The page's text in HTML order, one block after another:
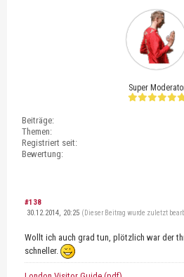
Super
Beiträge:
Themen:
Registriert seit:
Bewertung:
#138
30.12.2014, 20:25 (Dieser Beitrag wurde zuletzt
Wollt ich auch grad tun, plötzlich war der
schneller.